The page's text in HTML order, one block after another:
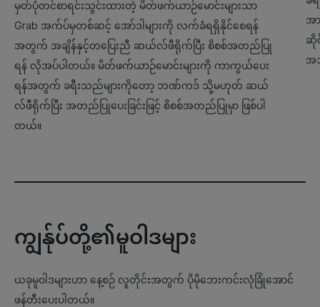
မှတ်ပုံတင်စာရင်းသွင်းထားတဲ့ မိတ်ဖက်ယာဉ်မောင်းများသာ
Grab အက်ပ်မှတစ်ဆင့် အော်ဒါများကို လက်ခံရရှိနိုင်စေရန်
အတွက် အချိန်နှင့်တပြေးညီ ဆယ်လ်ဖီရိုက်ပြီး စိစစ်အတည်ပြု
ရန် လိုအပ်ပါတယ်။ မိတ်ဖက်ယာဉ်မောင်းများကို ကာကွယ်ပေး
ရန်အတွက် ခရီးသည်များကိုတော့ ဘဏ်ကဒ် သို့မဟုတ် ဆယ်
လ်ဖီရိုက်ပြီး အတည်ပြုပေးခြင်းဖြင့် စိစစ်အတည်ပြုမှာ ဖြစ်ပါ
တယ်။
အ
ဆို
အ
ကျွန်ုပ်တို့၏မူဝါဒများ
ယခုမူဝါဒများဟာ နေ့စဉ် လူတိုင်းအတွက် ပိုမိုဘေးကင်းလုံခြုံအောင်
ဖန်တီးပေးပါတယ်။